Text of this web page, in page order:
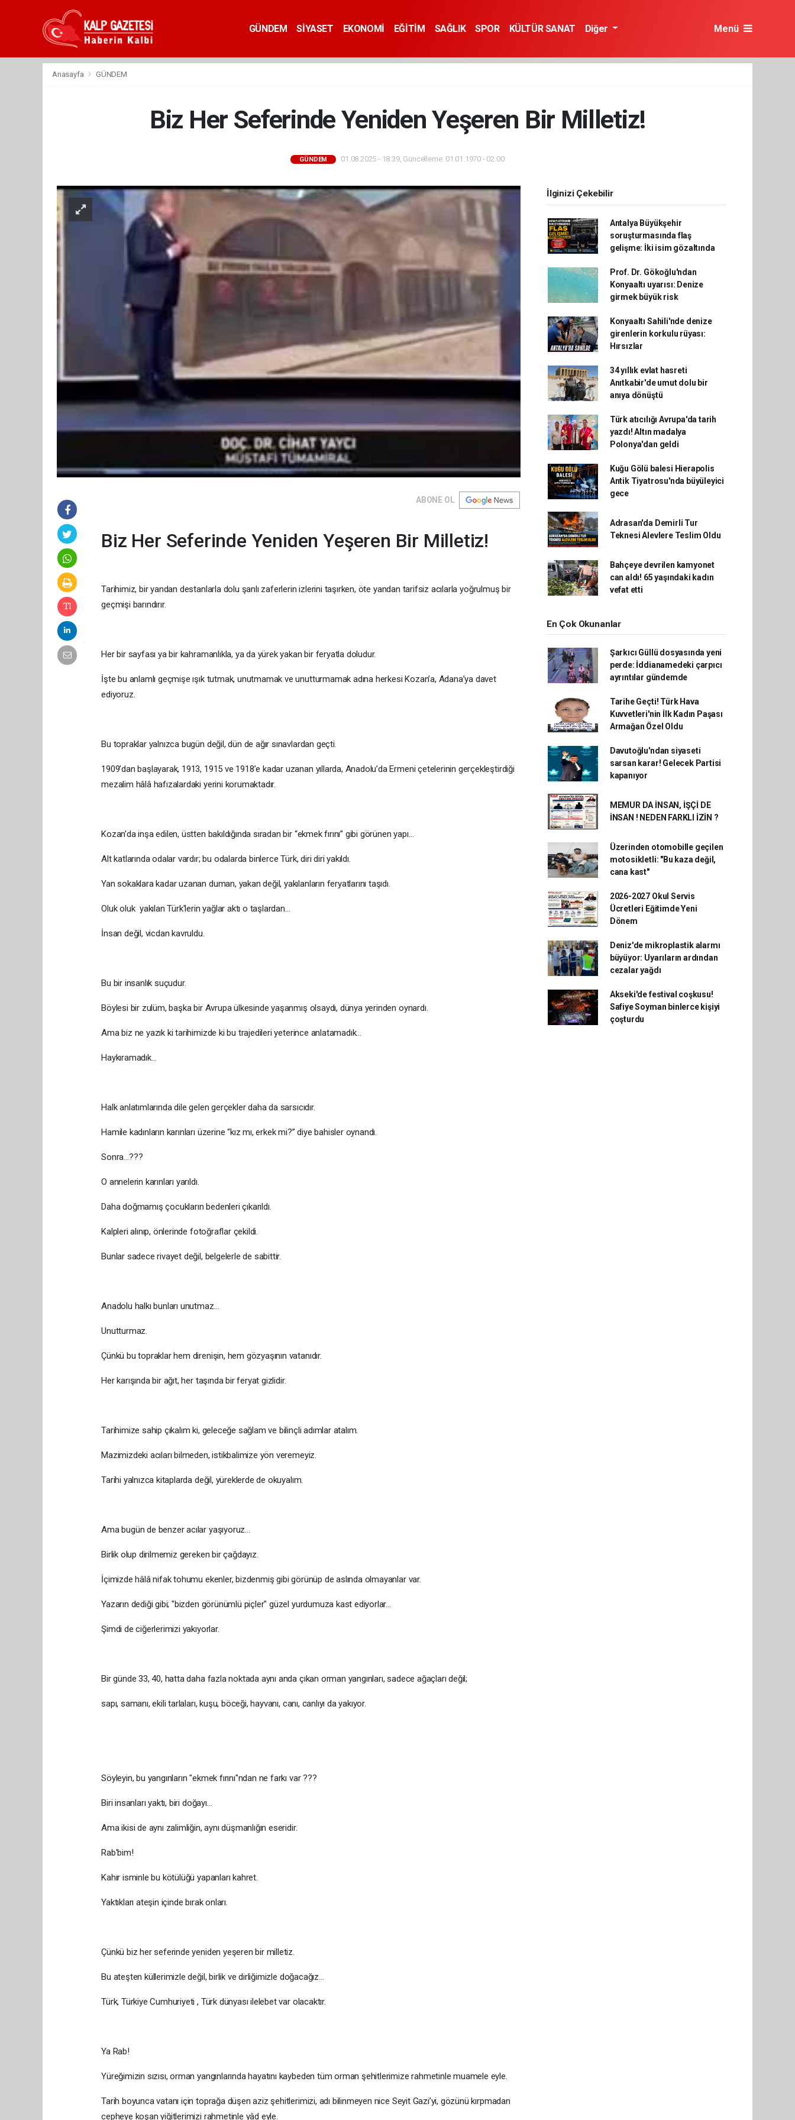
GÜNDEM SİYASET EKONOMİ EĞİTİM SAĞLIK SPOR KÜLTÜR SANAT Diğer Menü
Anasayfa GÜNDEM
Biz Her Seferinde Yeniden Yeşeren Bir Milletiz!
GÜNDEM 01.08.2025 - 18:39, Güncelleme: 01.01.1970 - 02:00
ABONE OL
Biz Her Seferinde Yeniden Yeşeren Bir Milletiz!
Tarihimiz, bir yandan destanlarla dolu şanlı zaferlerin izlerini taşırken, öte yandan tarifsiz acılarla yoğrulmuş bir
geçmişi barındırır.
Her bir sayfası ya bir kahramanlıkla, ya da yürek yakan bir feryatla doludur.
İşte bu anlamlı geçmişe ışık tutmak, unutmamak ve unutturmamak adına herkesi Kozan’a, Adana’ya davet
ediyoruz.
Bu topraklar yalnızca bugün değil, dün de ağır sınavlardan geçti.
1909’dan başlayarak, 1913, 1915 ve 1918’e kadar uzanan yıllarda, Anadolu’da Ermeni çetelerinin gerçekleştirdiği
mezalim hâlâ hafızalardaki yerini korumaktadır.
Kozan’da inşa edilen, üstten bakıldığında sıradan bir “ekmek fırını” gibi görünen yapı…
Alt katlarında odalar vardır; bu odalarda binlerce Türk, diri diri yakıldı.
Yan sokaklara kadar uzanan duman, yakan değil, yakılanların feryatlarını taşıdı.
Oluk oluk yakılan Türk'lerin yağlar aktı o taşlardan…
İnsan değil, vicdan kavruldu.
Bu bir insanlık suçudur.
Böylesi bir zulüm, başka bir Avrupa ülkesinde yaşanmış olsaydı, dünya yerinden oynardı.
Ama biz ne yazık ki tarihimizde ki bu trajedileri yeterince anlatamadık…
Haykıramadık…
Halk anlatımlarında dile gelen gerçekler daha da sarsıcıdır.
Hamile kadınların karınları üzerine “kız mı, erkek mi?” diye bahisler oynandı.
Sonra…???
O annelerin karınları yarıldı.
Daha doğmamış çocukların bedenleri çıkarıldı.
Kalpleri alınıp, önlerinde fotoğraflar çekildi.
Bunlar sadece rivayet değil, belgelerle de sabittir.
Anadolu halkı bunları unutmaz…
Unutturmaz.
Çünkü bu topraklar hem direnişin, hem gözyaşının vatanıdır.
Her karışında bir ağıt, her taşında bir feryat gizlidir.
Tarihimize sahip çıkalım ki, geleceğe sağlam ve bilinçli adımlar atalım.
Mazimizdeki acıları bilmeden, istikbalimize yön veremeyiz.
Tarihi yalnızca kitaplarda değil, yüreklerde de okuyalım.
Ama bugün de benzer acılar yaşıyoruz…
Birlik olup dirilmemiz gereken bir çağdayız.
İçimizde hâlâ nifak tohumu ekenler, bizdenmiş gibi görünüp de aslında olmayanlar var.
Yazarın dediği gibi; "bizden görünümlü piçler" güzel yurdumuza kast ediyorlar…
Şimdi de ciğerlerimizi yakıyorlar.
Bir günde 33, 40, hatta daha fazla noktada aynı anda çıkan orman yangınları, sadece ağaçları değil;
sapı, samanı, ekili tarlaları, kuşu, böceği, hayvanı, canı, canlıyı da yakıyor.
Söyleyin, bu yangınların "ekmek fırını"ndan ne farkı var ???
Biri insanları yaktı, biri doğayı…
Ama ikisi de aynı zalimliğin, aynı düşmanlığın eseridir.
Rab'bim!
Kahır isminle bu kötülüğü yapanları kahret.
Yaktıkları ateşin içinde bırak onları.
Çünkü biz her seferinde yeniden yeşeren bir milletiz.
Bu ateşten küllerimizle değil, birlik ve dirliğimizle doğacağız...
Türk, Türkiye Cumhuriyeti , Türk dünyası ilelebet var olacaktır.
Ya Rab!
Yüreğimizin sızısı, orman yangınlarında hayatını kaybeden tüm orman şehitlerimize rahmetinle muamele eyle.
Tarih boyunca vatanı için toprağa düşen aziz şehitlerimizi, adı bilinmeyen nice Seyit Gazi’yi, gözünü kırpmadan
cepheye koşan yiğitlerimizi rahmetinle yâd eyle.
İlginizi Çekebilir
Antalya Büyükşehir
soruşturmasında flaş
gelişme: İki isim gözaltında
Prof. Dr. Gökoğlu'ndan
Konyaaltı uyarısı: Denize
girmek büyük risk
Konyaaltı Sahili'nde denize
girenlerin korkulu rüyası:
Hırsızlar
34 yıllık evlat hasreti
Anıtkabir'de umut dolu bir
anıya dönüştü
Türk atıcılığı Avrupa'da tarih
yazdı! Altın madalya
Polonya'dan geldi
Kuğu Gölü balesi Hierapolis
Antik Tiyatrosu'nda büyüleyici
gece
Adrasan'da Demirli Tur
Teknesi Alevlere Teslim Oldu
Bahçeye devrilen kamyonet
can aldı! 65 yaşındaki kadın
vefat etti
En Çok Okunanlar
Şarkıcı Güllü dosyasında yeni
perde: İddianamedeki çarpıcı
ayrıntılar gündemde
Tarihe Geçti! Türk Hava
Kuvvetleri'nin İlk Kadın Paşası
Armağan Özel Oldu
Davutoğlu'ndan siyaseti
sarsan karar! Gelecek Partisi
kapanıyor
MEMUR DA İNSAN, İŞÇİ DE
İNSAN ! NEDEN FARKLI İZİN ?
Üzerinden otomobille geçilen
motosikletli: "Bu kaza değil,
cana kast"
2026-2027 Okul Servis
Ücretleri Eğitimde Yeni
Dönem
Deniz'de mikroplastik alarmı
büyüyor: Uyarıların ardından
cezalar yağdı
Akseki'de festival coşkusu!
Safiye Soyman binlerce kişiyi
çoşturdu